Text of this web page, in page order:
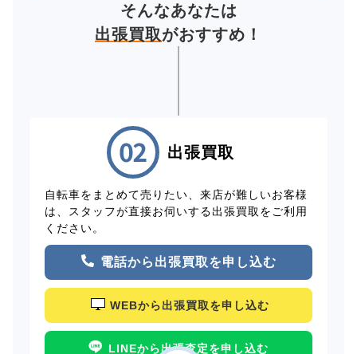
そんなあなたは
出張買取がおすすめ！
出張買取
自転車をまとめて売りたい、来店が難しいお客様
は、スタッフが直接お伺いする出張買取をご利用
ください。
電話から出張買取を申し込む
WEBから出張買取を申し込む
LINEから出張査定を申し込む